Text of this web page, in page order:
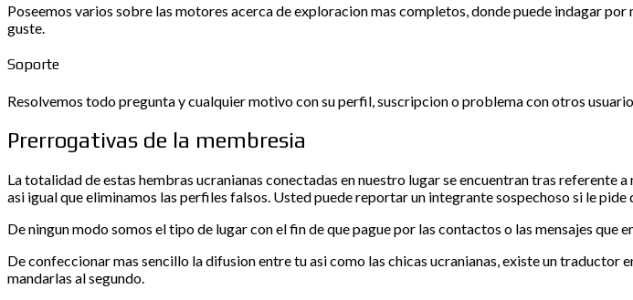
Poseemos varios sobre las motores acerca de exploracion mas completos, donde puede indagar
guste.
Soporte
Resolvemos todo pregunta y cualquier motivo con su perfil, suscripcion o problema con otros
Prerrogativas de la membresia
La totalidad de estas hembras ucranianas conectadas en nuestro lugar se encuentran tras
asi igual que eliminamos las perfiles falsos. Usted puede reportar un integrante sospechoso si le pide
De ningun modo somos el tipo de lugar con el fin de que pague por las contactos o las mensajes que
De confeccionar mas sencillo la difusion entre tu asi­ como las chicas ucranianas, existe un
mandarlas al segundo.